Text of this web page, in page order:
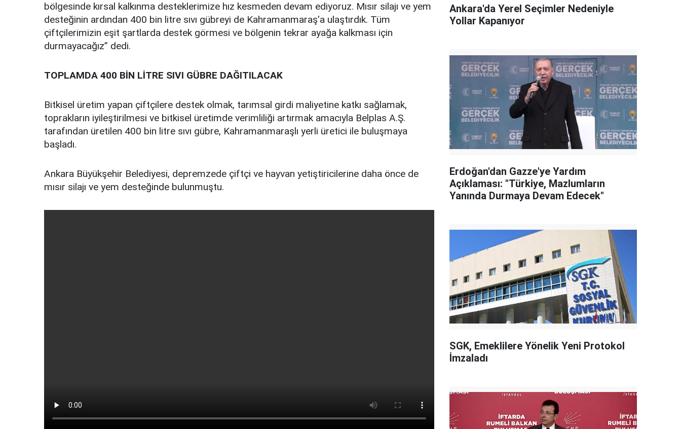
bölgesinde kırsal kalkınma desteklerimize hız kesmeden devam ediyoruz. Mısır silajı ve yem
desteğinin ardından 400 bin litre sıvı gübreyi de Kahramanmaraş'a ulaştırdık. Tüm
çiftçilerimizin eşit şartlarda destek görmesi ve bölgenin tekrar ayağa kalkması için
durmayacağız” dedi.
TOPLAMDA 400 BİN LİTRE SIVI GÜBRE DAĞITILACAK
Bitkisel üretim yapan çiftçilere destek olmak, tarımsal girdi maliyetine katkı sağlamak,
toprakların iyileştirilmesi ve bitkisel üretimde verimliliği artırmak amacıyla Belplas A.Ş.
tarafından üretilen 400 bin litre sıvı gübre, Kahramanmaraşlı yerli üretici ile buluşmaya
başladı.
Ankara Büyükşehir Belediyesi, depremzede çiftçi ve hayvan yetiştiricilerine daha önce de
mısır silajı ve yem desteğinde bulunmuştu.
Ankara'da Yerel Seçimler Nedeniyle
Yollar Kapanıyor
Erdoğan'dan Gazze'ye Yardım
Açıklaması: "Türkiye, Mazlumların
Yanında Durmaya Devam Edecek"
SGK, Emeklilere Yönelik Yeni Protokol
İmzaladı